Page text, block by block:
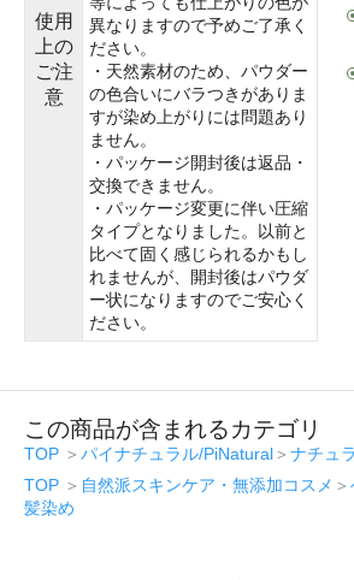
使用
上の
ご注
意
異なりますので予めご了承く
ださい。
・天然素材のため、パウダー
の色合いにバラつきがありま
すが染め上がりには問題あり
ません。
・パッケージ開封後は返品・
交換できません。
・パッケージ変更に伴い圧縮
タイプとなりました。以前と
比べて固く感じられるかもし
れませんが、開封後はパウダ
ー状になりますのでご安心く
ださい。
この商品が含まれるカテゴリ
TOP ＞ パイナチュラル/PiNatural＞ ナチュ
TOP ＞ 自然派スキンケア・無添加コスメ ＞
髪染め